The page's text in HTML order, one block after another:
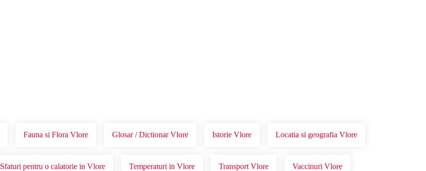
Fauna si Flora Vlore Glosar / Dictionar Vlore Istorie Vlore Locatia si geografia Vlore
Sfaturi pentru o calatorie in Vlore Temperaturi in Vlore Transport Vlore Vaccinuri Vlore